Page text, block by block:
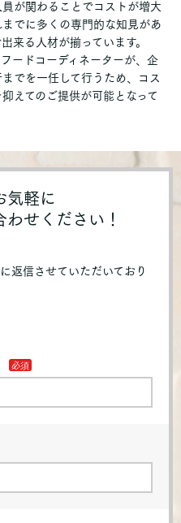
が関わることでコストが増大
でに多くの専門的な知見があ
来る人材が揃っています。
ードコーディネーターが、企
でを一任して行うため、コス
えてのご提供が可能となって
気軽に
せください！
返信させていただいており